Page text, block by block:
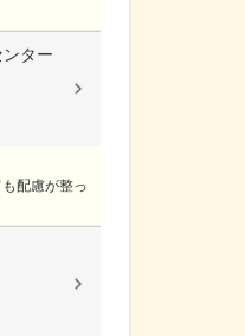
ター
配慮が整っ